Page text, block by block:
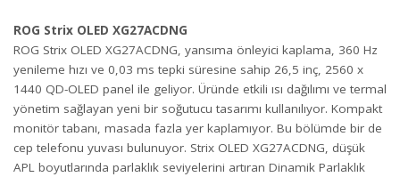
ROG Strix OLED XG27ACDNG
ROG Strix OLED XG27ACDNG, yansıma önleyici kaplama, 360 Hz
yenileme hızı ve 0,03 ms tepki süresine sahip 26,5 inç, 2560 x
1440 QD-OLED panel ile geliyor. Üründe etkili ısı dağılımı ve termal
yönetim sağlayan yeni bir soğutucu tasarımı kullanılıyor. Kompakt
monitör tabanı, masada fazla yer kaplamıyor. Bu bölümde bir de
cep telefonu yuvası bulunuyor. Strix OLED XG27ACDNG, düşük
APL boyutlarında parlaklık seviyelerini artıran Dinamik Parlaklık